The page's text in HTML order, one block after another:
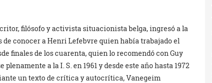
filósofo y activista situacionista belga, ingresó a la
conocer a Henri Lefebvre quien había trabajado el
finales de los cuarenta, quien lo recomendó con Guy
a la I. S. en 1961 y desde este año hasta 1972
un texto de crítica y autocrítica, Vanegeim